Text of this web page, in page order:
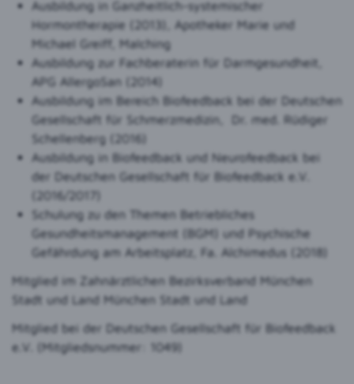
Ausbildung in Ganzheitlich-systemischer
Hormontherapie (2013), Apotheker Marie und
Michael Greiff, Malching
Ausbildung zur Fachberaterin für Darmgesundheit,
APG AllergoSan (2014)
Ausbildung im Bereich Biofeedback bei der Deutschen
Gesellschaft für Schmerzmedizin, Dr. med. Rüdiger
Schellenberg (2016)
Ausbildung in Biofeedback und Neurofeedback bei
der Deutschen Gesellschaft für Biofeedback e.V.
(2016/2017)
Schulung zu den Themen Betriebliches
Gesundheitsmanagement (BGM) und Psychische
Gefährdung am Arbeitsplatz, Fa. Alchimedus (2018)
Mitglied im Zahnärztlichen Bezirksverband München
Stadt und Land München Stadt und Land
Mitglied bei der Deutschen Gesellschaft für Biofeedback
e.V. (Mitgliedsnummer: 1049)